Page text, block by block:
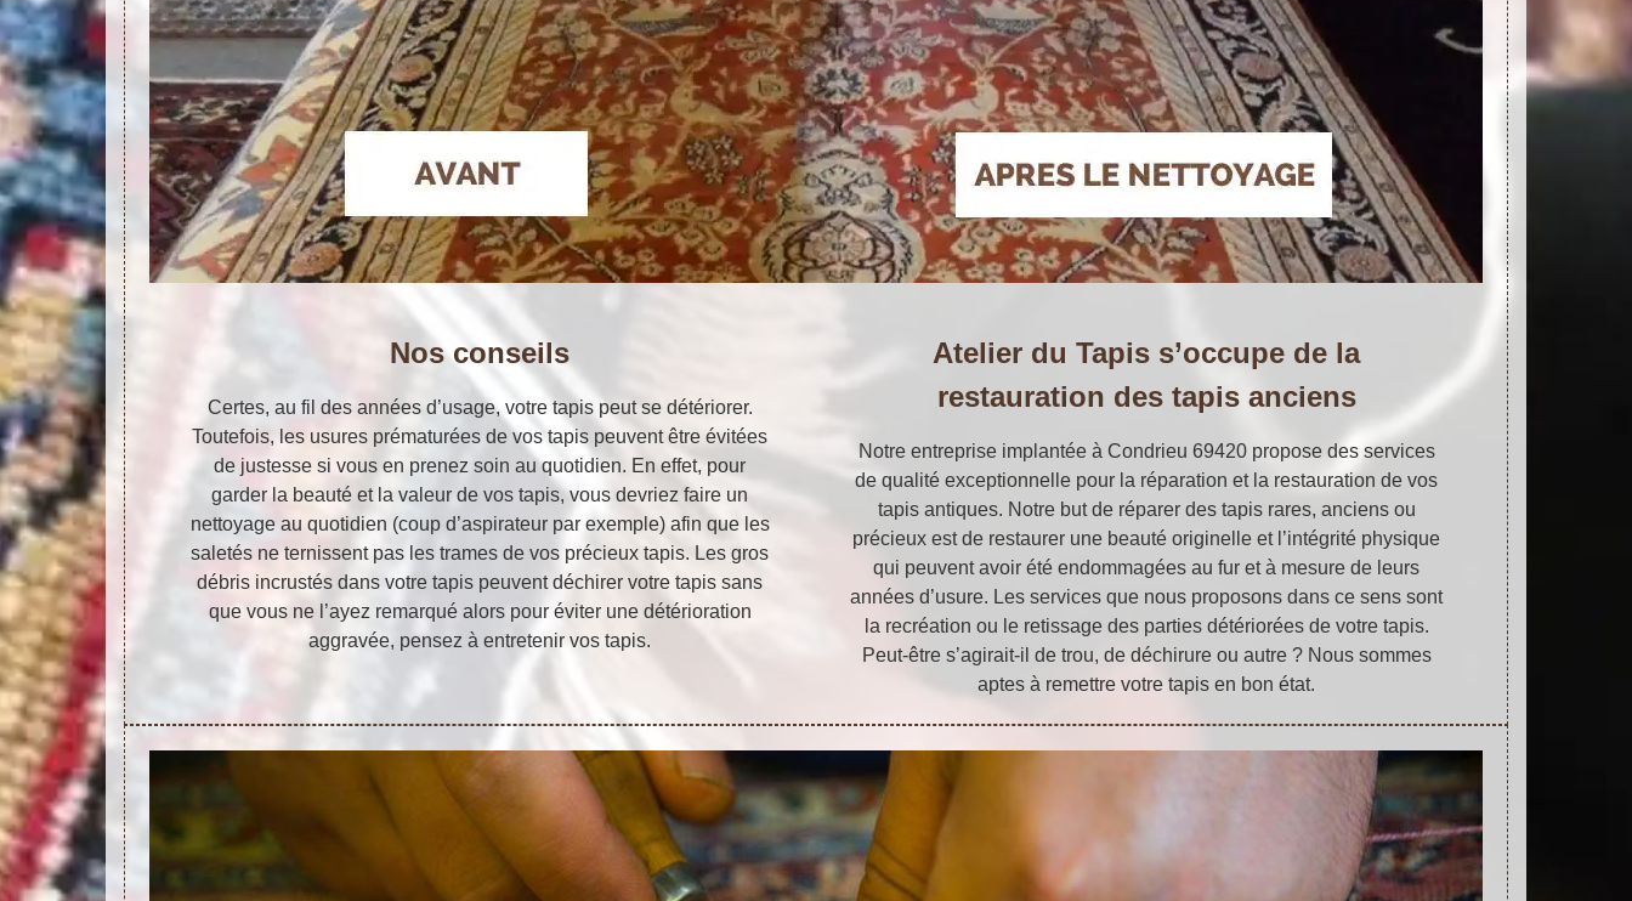
Nos conseils
Certes, au fil des années d’usage, votre tapis peut se détériorer.
Toutefois, les usures prématurées de vos tapis peuvent être évitées
de justesse si vous en prenez soin au quotidien. En effet, pour
garder la beauté et la valeur de vos tapis, vous devriez faire un
nettoyage au quotidien (coup d’aspirateur par exemple) afin que les
saletés ne ternissent pas les trames de vos précieux tapis. Les gros
débris incrustés dans votre tapis peuvent déchirer votre tapis sans
que vous ne l’ayez remarqué alors pour éviter une détérioration
aggravée, pensez à entretenir vos tapis.
Atelier du Tapis s’occupe de la
restauration des tapis anciens
Notre entreprise implantée à Condrieu 69420 propose des services
de qualité exceptionnelle pour la réparation et la restauration de vos
tapis antiques. Notre but de réparer des tapis rares, anciens ou
précieux est de restaurer une beauté originelle et l’intégrité physique
qui peuvent avoir été endommagées au fur et à mesure de leurs
années d’usure. Les services que nous proposons dans ce sens sont
la recréation ou le retissage des parties détériorées de votre tapis.
Peut-être s’agirait-il de trou, de déchirure ou autre ? Nous sommes
aptes à remettre votre tapis en bon état.